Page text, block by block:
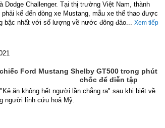
Dodge Challenger. Tại thị trường Việt Nam, thành
phải kể đến dòng xe Mustang, mẫu xe thể thao được
bậc nhất với số lượng về nước đông đảo... Xem tiếp
Ford Mustang Shelby GT500 trong phút
chốc để diễn tập
ăn không hết người lần chẳng ra" sau khi biết về
người lính cứu hoả Mỹ.